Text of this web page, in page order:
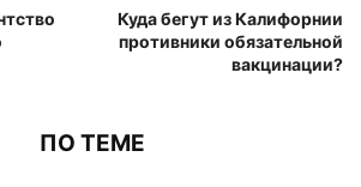
Куда бегут из Калифорнии
противники обязательной
вакцинации?
ПО ТЕМЕ